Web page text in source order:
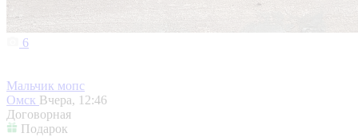
6
Мальчик мопс
Омск Вчера, 12:46
Договорная
Подарок